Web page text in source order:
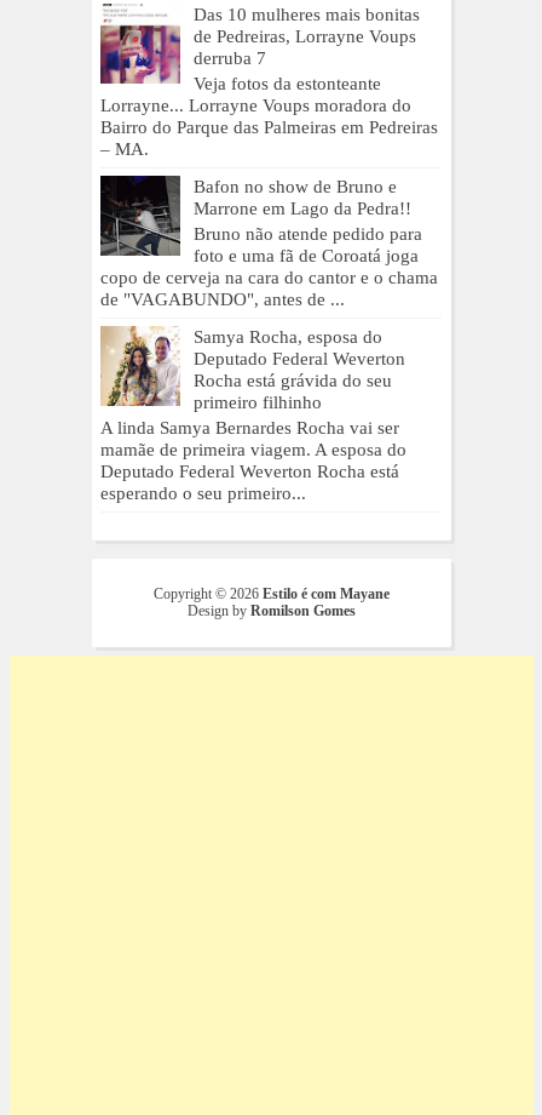
Das 10 mulheres mais bonitas
de Pedreiras, Lorrayne Voups
derruba 7
Veja fotos da estonteante
Lorrayne... Lorrayne Voups moradora do
Bairro do Parque das Palmeiras em Pedreiras
– MA.
Bafon no show de Bruno e
Marrone em Lago da Pedra!!
Bruno não atende pedido para
foto e uma fã de Coroatá joga
copo de cerveja na cara do cantor e o chama
de "VAGABUNDO", antes de ...
Samya Rocha, esposa do
Deputado Federal Weverton
Rocha está grávida do seu
primeiro filhinho
A linda Samya Bernardes Rocha vai ser
mamãe de primeira viagem. A esposa do
Deputado Federal Weverton Rocha está
esperando o seu primeiro...
Copyright © 2026 Estilo é com Mayane
Design by Romilson Gomes